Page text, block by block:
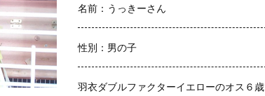
名前：うっきーさん
性別：男の子
羽衣ダブルファクターイエローのオス６歳